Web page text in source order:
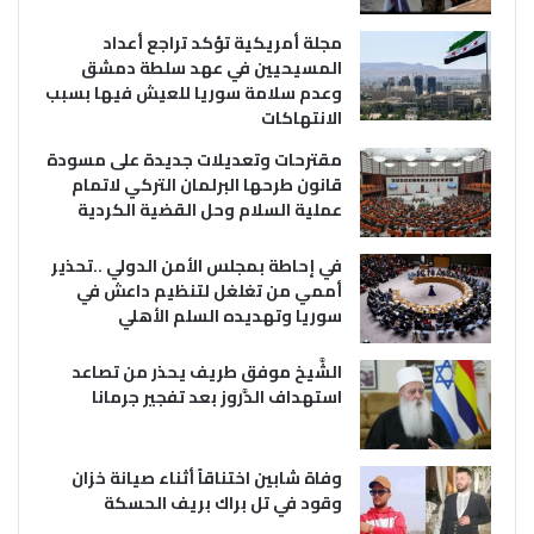
مجلة أمريكية تؤكد تراجع أعداد
المسيحيين في عهد سلطة دمشق
وعدم سلامة سوريا للعيش فيها بسبب
الانتهاكات
مقترحات وتعديلات جديدة على مسودة
قانون طرحها البرلمان التركي لاتمام
عملية السلام وحل القضية الكردية
في إحاطة بمجلس الأمن الدولي ..تحذير
أممي من تغلغل لتنظيم داعش في
سوريا وتهديده السلم الأهلي
الشَّيخ موفق طريف يحذر من تصاعد
استهداف الدَّروز بعد تفجير جرمانا
وفاة شابين اختناقاً أثناء صيانة خزان
وقود في تل براك بريف الحسكة